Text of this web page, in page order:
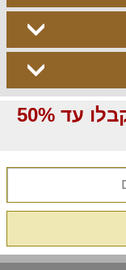
הירשמו לעדכונים במייל וקבלו עד 50%